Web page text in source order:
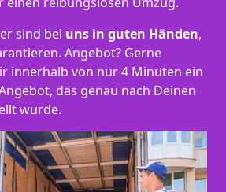
sind bei uns in guten Händen,
Angebot? Gerne
innerhalb von nur 4 Minuten ein
das genau nach Deinen
wurde.